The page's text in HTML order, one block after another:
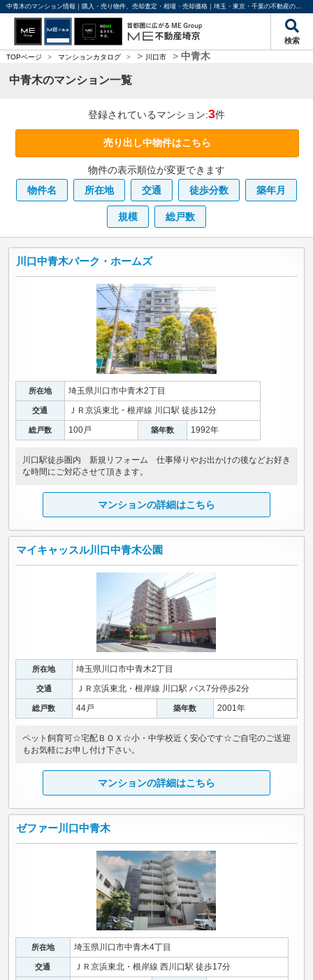
中青木のマンション情報｜購入・売り物件、売却査定・相場・売却価格｜埼玉・東京・千葉の不動産のことならME不動産埼京
検索
TOPページ > マンションカタログ > > 川口市 > 中青木
中青木のマンション一覧
登録されているマンション:3件
売り出し中物件はこちら
物件の表示順位が変更できます
物件名
所在地 交通 徒歩分数 築年月
規模 総戸数
川口中青木パーク・ホームズ
所在地 埼玉県川口市中青木2丁目
交通 ＪＲ京浜東北・根岸線 川口駅 徒歩12分
総戸数 100戸 築年数 1992年
川口駅徒歩圏内 新規リフォーム 仕事帰りやお出かけの後などお好き
な時間にご対応させて頂きます。
マンションの詳細はこちら
マイキャッスル川口中青木公園
所在地 埼玉県川口市中青木2丁目
交通 ＪＲ京浜東北・根岸線 川口駅 バス7分停歩2分
総戸数 44戸 築年数 2001年
ペット飼育可☆宅配ＢＯＸ☆小・中学校近く安心です☆ご自宅のご送迎
もお気軽にお申し付け下さい。
マンションの詳細はこちら
ゼファー川口中青木
所在地 埼玉県川口市中青木4丁目
交通 ＪＲ京浜東北・根岸線 西川口駅 徒歩17分